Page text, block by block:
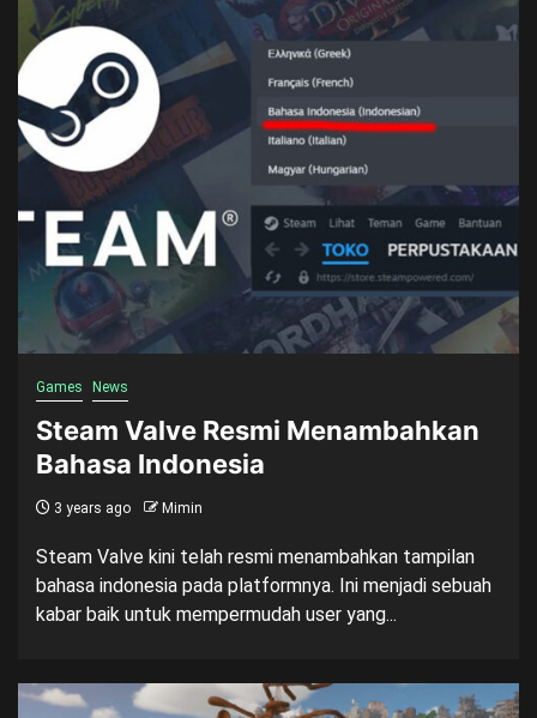
Games News
Steam Valve Resmi Menambahkan
Bahasa Indonesia
3 years ago Mimin
Steam Valve kini telah resmi menambahkan tampilan
bahasa indonesia pada platformnya. Ini menjadi sebuah
kabar baik untuk mempermudah user yang...